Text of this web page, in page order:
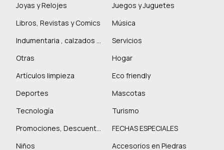
Joyas y Relojes
Juegos y Juguetes
Libros, Revistas y Comics
Música
Indumentaria , calzados y marroquinería
Servicios
Otras
Hogar
Artículos limpieza
Eco friendly
Deportes
Mascotas
Tecnología
Turismo
Promociones, Descuentos y más
FECHAS ESPECIALES
Niños
Accesorios en Piedras